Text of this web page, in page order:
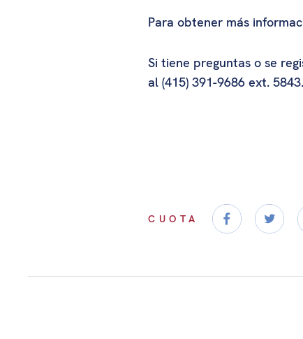
Para obtener más
Si tiene preguntas o se
al (415) 391-9686 ext. 5843.
CUOTA